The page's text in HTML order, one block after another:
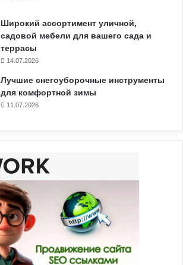
Широкий ассортимент уличной,
садовой мебели для вашего сада и
террасы
14.07.2026
Лучшие снегоуборочные инструменты
для комфортной зимы
11.07.2026